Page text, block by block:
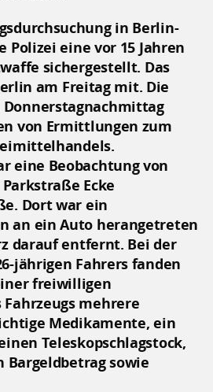
in Berlin-
Polizei eine vor 15 Jahren
sichergestellt. Das
am Freitag mit. Die
Donnerstagnachmittag
von Ermittlungen zum
eine Beobachtung von
Ecke
Dort war ein
an ein Auto herangetreten
darauf entfernt. Bei der
jährigen Fahrers fanden
freiwilligen
Fahrzeugs mehrere
Medikamente, ein
Teleskopschlagstock,
sowie